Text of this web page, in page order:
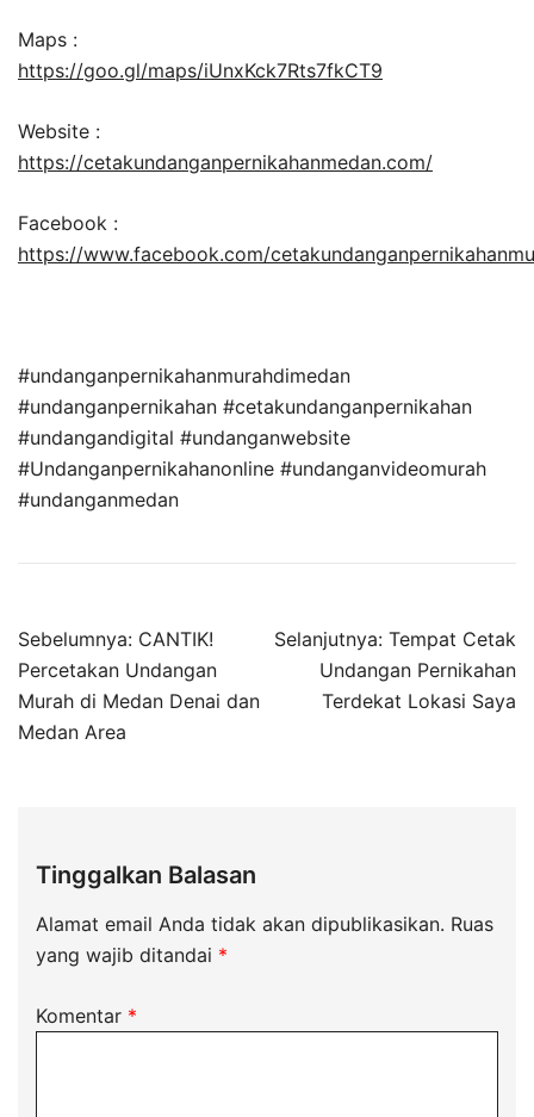
Maps :
https://goo.gl/maps/iUnxKck7Rts7fkCT9
Website :
https://cetakundanganpernikahanmedan.com/
Facebook :
https://www.facebook.com/
#undanganpernikahanmurahdimedan
#undanganpernikahan #cetakundanganpernikahan
#undangandigital #undanganwebsite
#Undanganpernikahanonline #undanganvideomurah
#undanganmedan
Sebelumnya: CANTIK!
Percetakan Undangan
Murah di Medan Denai dan
Medan Area
Selanjutnya: Tempat Cetak
Undangan Pernikahan
Terdekat Lokasi Saya
Tinggalkan Balasan
Alamat email Anda tidak akan dipublikasikan. Ruas
yang wajib ditandai *
Komentar *